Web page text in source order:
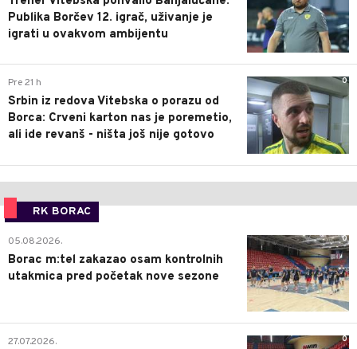
Publika Borčev 12. igrač, uživanje je
igrati u ovakvom ambijentu
0
Pre 21 h
Srbin iz redova Vitebska o porazu od
Borca: Crveni karton nas je poremetio,
ali ide revanš - ništa još nije gotovo
RK BORAC
0
05.08.2026.
Borac m:tel zakazao osam kontrolnih
utakmica pred početak nove sezone
0
27.07.2026.